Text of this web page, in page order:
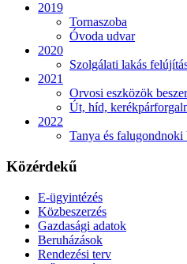
2019
Tornaszoba
Óvoda udvar
2020
Szolgálati lakás
2021
Orvosi eszközök
Út, híd,
2022
Tanya és falugondnoki
Közérdekű
E-ügyintézés
Közbeszerzés
Gazdasági adatok
Beruházások
Rendezési terv